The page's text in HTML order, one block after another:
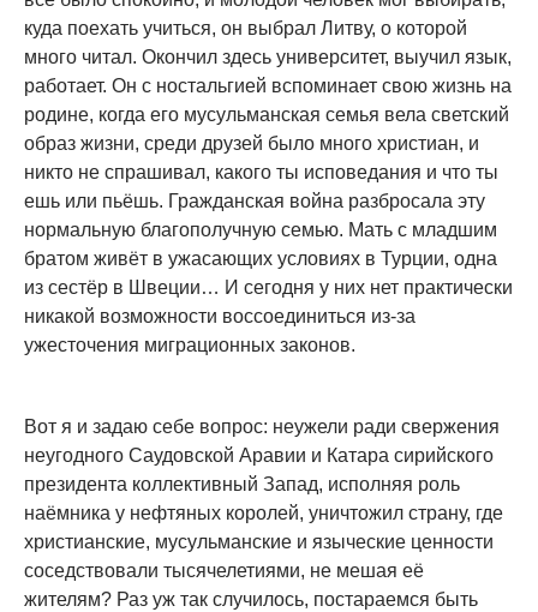
куда поехать учиться, он выбрал Литву, о которой
много читал. Окончил здесь университет, выучил язык,
работает. Он с ностальгией вспоминает свою жизнь на
родине, когда его мусульманская семья вела светский
образ жизни, среди друзей было много христиан, и
никто не спрашивал, какого ты исповедания и что ты
ешь или пьёшь. Гражданская война разбросала эту
нормальную благополучную семью. Мать с младшим
братом живёт в ужасающих условиях в Турции, одна
из сестёр в Швеции… И сегодня у них нет практически
никакой возможности воссоединиться из-за
ужесточения миграционных законов.
Вот я и задаю себе вопрос: неужели ради свержения
неугодного Саудовской Аравии и Катара сирийского
президента коллективный Запад, исполняя роль
наёмника у нефтяных королей, уничтожил страну, где
христианские, мусульманские и языческие ценности
соседствовали тысячелетиями, не мешая её
жителям? Раз уж так случилось, постараемся быть